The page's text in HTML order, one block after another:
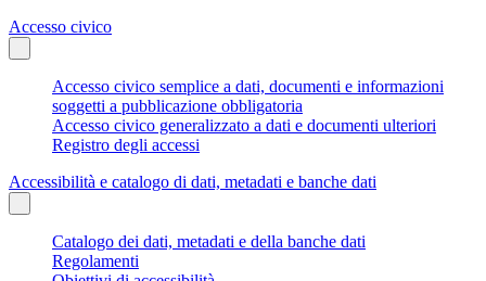
Accesso civico
Accesso civico semplice a dati, documenti e informazioni
soggetti a pubblicazione obbligatoria
Accesso civico generalizzato a dati e documenti ulteriori
Registro degli accessi
Accessibilità e catalogo di dati, metadati e banche dati
Catalogo dei dati, metadati e della banche dati
Regolamenti